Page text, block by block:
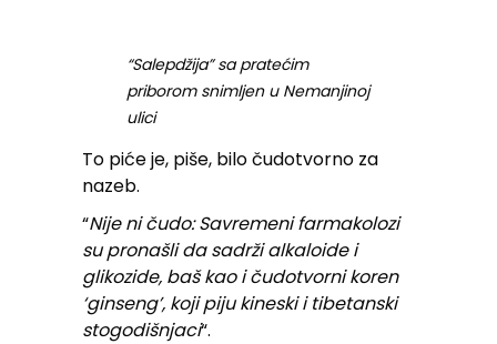
“Salepdžija” sa pratećim
priborom snimljen u Nemanjinoj
ulici
To piće je, piše, bilo čudotvorno za
nazeb.
“Nije ni čudo: Savremeni farmakolozi
su pronašli da sadrži alkaloide i
glikozide, baš kao i čudotvorni koren
‘ginseng’, koji piju kineski i tibetanski
stogodišnjaci“.